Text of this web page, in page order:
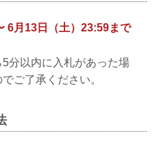
6月13日（土）23:59まで
分以内に入札があった場
ご了承ください。